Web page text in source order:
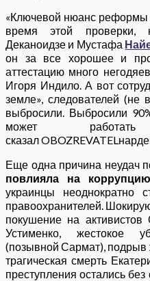
«Ключевой нюанс реформы
время этой проверки,
Деканоидзе и Мустафа
он за все хорошее и
аттестацию много
Игоря Индило. А вот
земле», следователей (не
выбросили. Выбросили
может
сказал
Еще одна причина неудач
повлияла на
украинцы неоднократно
правоохранителей.
покушение на
Устименко, жестокое
(позывной Сармат),
трагическая смерть
преступления остались